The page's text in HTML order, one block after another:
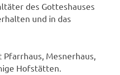
des Gotteshauses
und in das
Mesnerhaus,
Hofstätten.